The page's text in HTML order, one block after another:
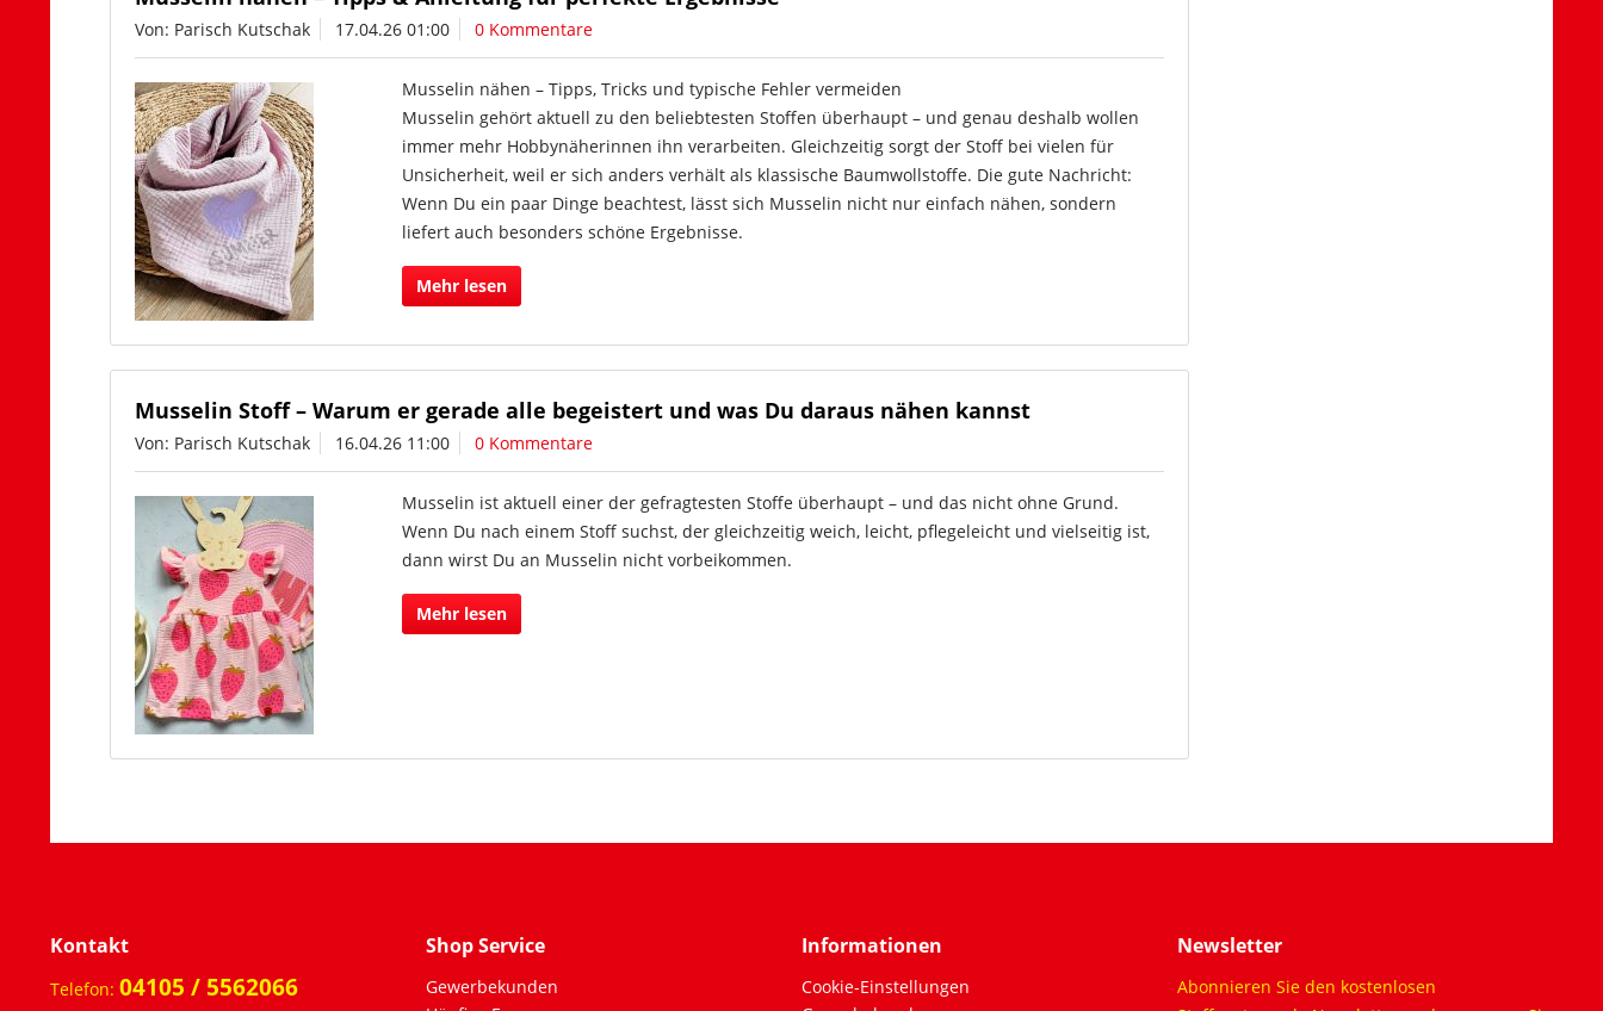
Von: Parisch Kutschak 17.04.26 01:00 0 Kommentare
Musselin nähen – Tipps, Tricks und typische Fehler vermeiden
Musselin gehört aktuell zu den beliebtesten Stoffen überhaupt – und genau deshalb wollen
immer mehr Hobbynäherinnen ihn verarbeiten. Gleichzeitig sorgt der Stoff bei vielen für
Unsicherheit, weil er sich anders verhält als klassische Baumwollstoffe. Die gute Nachricht:
Wenn Du ein paar Dinge beachtest, lässt sich Musselin nicht nur einfach nähen, sondern
liefert auch besonders schöne Ergebnisse.
Mehr lesen
Musselin Stoff – Warum er gerade alle begeistert und was Du daraus nähen kannst
Von: Parisch Kutschak 16.04.26 11:00 0 Kommentare
Musselin ist aktuell einer der gefragtesten Stoffe überhaupt – und das nicht ohne Grund.
Wenn Du nach einem Stoff suchst, der gleichzeitig weich, leicht, pflegeleicht und vielseitig ist,
dann wirst Du an Musselin nicht vorbeikommen.
Mehr lesen
Kontakt
Telefon: 04105 / 5562066
Shop Service
Gewerbekunden
Informationen
Cookie-Einstellungen
Newsletter
Abonnieren Sie den kostenlosen